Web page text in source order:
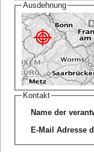
Ausdehnung
Kontakt
Name der
E-Mail Adresse